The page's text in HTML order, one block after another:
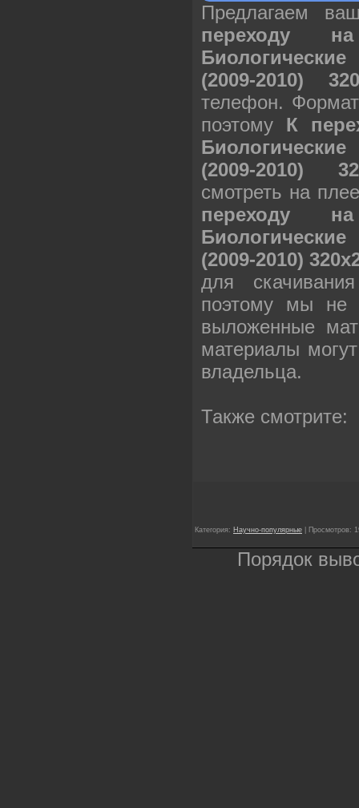
Предлагаем
переходу
(2009-2010)
телефон.
поэтому К
(2009-2010)
смотреть на
переходу
(2009-2010)
для
поэтому мы не
выложенные
материалы
владельца.
Также смотрите:
Категория: Научно-популярные | Просмотров:
Порядок